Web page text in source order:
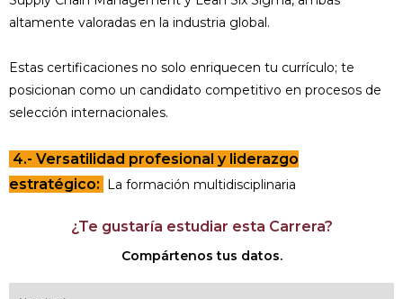
altamente valoradas en la industria global.
Estas certificaciones no solo enriquecen tu currículo; te
posicionan como un candidato competitivo en procesos de
selección internacionales.
4.- Versatilidad profesional y liderazgo
estratégico: La formación multidisciplinaria
¿Te gustaría estudiar esta Carrera?
Compártenos tus datos.